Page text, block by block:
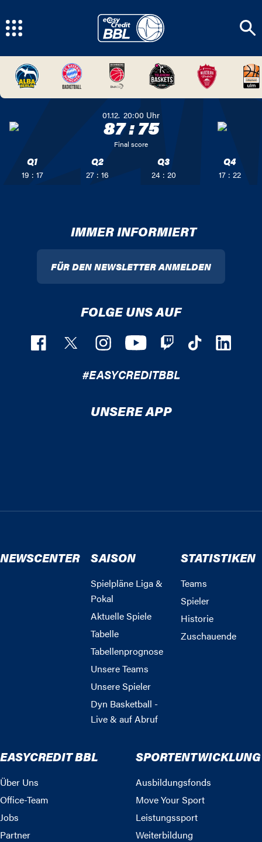
01.12. 20:00 Uhr
87:75
Final score
Q1
19 : 17
Q2
27 : 16
Q3
24 : 20
Q4
17 : 22
IMMER INFORMIERT
FÜR DEN NEWSLETTER ANMELDEN
FOLGE UNS AUF
#EASYCREDITBBL
UNSERE APP
NEWSCENTER SAISON
Spielpläne Liga &
Pokal
Aktuelle Spiele
Tabelle
Tabellenprognose
Unsere Teams
Unsere Spieler
Dyn Basketball -
Live & auf Abruf
STATISTIKEN
Teams
Spieler
Historie
Zuschauende
EASYCREDIT BBL
Über Uns
Office-Team
Jobs
Partner
SPORTENTWICKLUNG
Ausbildungsfonds
Move Your Sport
Leistungssport
Weiterbildung